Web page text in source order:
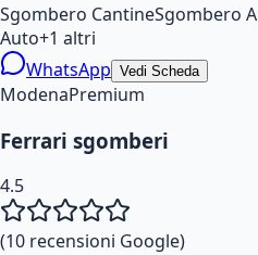
Sgombero CantineSgombero
Auto+1 altri
WhatsApp Vedi Scheda
ModenaPremium
Ferrari sgomberi
4.5
(10 recensioni Google)